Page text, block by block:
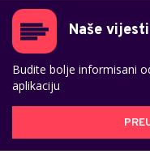
Naše
Budite bolje informisani
aplikaciju